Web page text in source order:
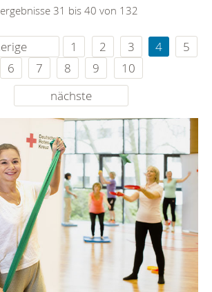
31 bis 40 von 132
1 2 3 4
5
6
7 8 9
10
nächste